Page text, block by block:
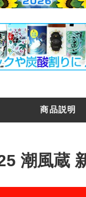
商品説明
潮風蔵